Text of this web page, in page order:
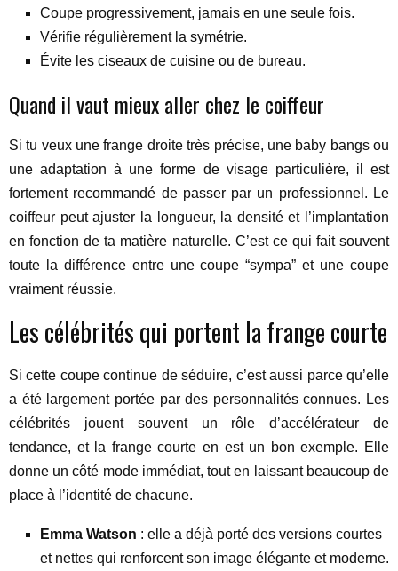
Coupe progressivement, jamais en une seule fois.
Vérifie régulièrement la symétrie.
Évite les ciseaux de cuisine ou de bureau.
Quand il vaut mieux aller chez le coiffeur
Si tu veux une frange droite très précise, une baby bangs ou
une adaptation à une forme de visage particulière, il est
fortement recommandé de passer par un professionnel. Le
coiffeur peut ajuster la longueur, la densité et l’implantation
en fonction de ta matière naturelle. C’est ce qui fait souvent
toute la différence entre une coupe “sympa” et une coupe
vraiment réussie.
Les célébrités qui portent la frange courte
Si cette coupe continue de séduire, c’est aussi parce qu’elle
a été largement portée par des personnalités connues. Les
célébrités jouent souvent un rôle d’accélérateur de
tendance, et la frange courte en est un bon exemple. Elle
donne un côté mode immédiat, tout en laissant beaucoup de
place à l’identité de chacune.
Emma Watson : elle a déjà porté des versions courtes
et nettes qui renforcent son image élégante et moderne.